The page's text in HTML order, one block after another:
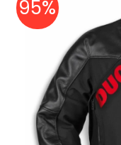
95%